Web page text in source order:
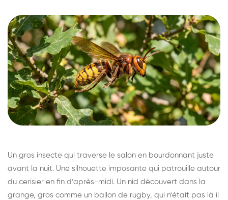
Un gros insecte qui traverse le salon en bourdonnant juste
avant la nuit. Une silhouette imposante qui patrouille autour
du cerisier en fin d'après-midi. Un nid découvert dans la
grange, gros comme un ballon de rugby, qui n'était pas là il